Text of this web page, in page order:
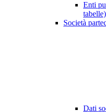
Enti
tabelle)
Società
Dati